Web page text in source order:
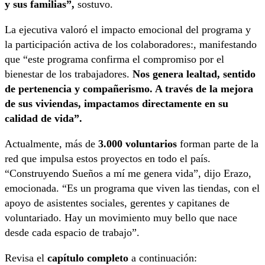
y sus familias”, sostuvo.
La ejecutiva valoró el impacto emocional del programa y
la participación activa de los colaboradores:, manifestando
que “este programa confirma el compromiso por el
bienestar de los trabajadores. Nos genera lealtad, sentido
de pertenencia y compañerismo. A través de la mejora
de sus viviendas, impactamos directamente en su
calidad de vida”.
Actualmente, más de 3.000 voluntarios forman parte de la
red que impulsa estos proyectos en todo el país.
“Construyendo Sueños a mí me genera vida”, dijo Erazo,
emocionada. “Es un programa que viven las tiendas, con el
apoyo de asistentes sociales, gerentes y capitanes de
voluntariado. Hay un movimiento muy bello que nace
desde cada espacio de trabajo”.
Revisa el capítulo completo a continuación: